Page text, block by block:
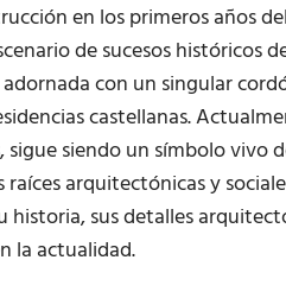
en los primeros años
de sucesos históricos
con un singular
castellanas.
sigue siendo un símbolo vivo
arquitectónicas y
historia, sus detalles
la actualidad.